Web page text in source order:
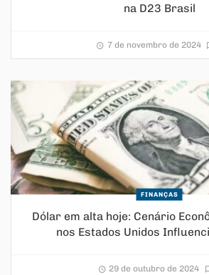
na D23 Brasil
7 de novembro de 2024
FINANÇAS
Dólar em alta hoje: Cenário
nos Estados Unidos
29 de outubro de 2024